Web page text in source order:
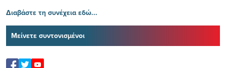
Διαβάστε τη συνέχεια εδώ...
Μείνετε συντονισμένοι